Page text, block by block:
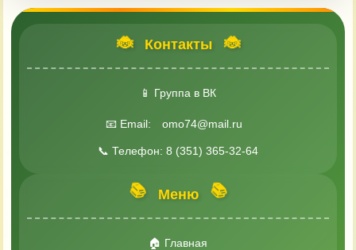
🐞 Контакты 🐞
📱 Группа в ВК
📧 Email: omo74@mail.ru
📞 Телефон: 8 (351) 365-32-64
📚 Меню 📚
🏠 Главная